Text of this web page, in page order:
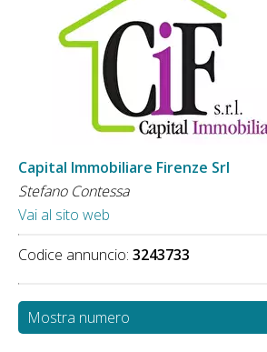
Capital Immobiliare Firenze Srl
Stefano Contessa
Vai al sito web
Codice annuncio: 3243733
Mostra numero